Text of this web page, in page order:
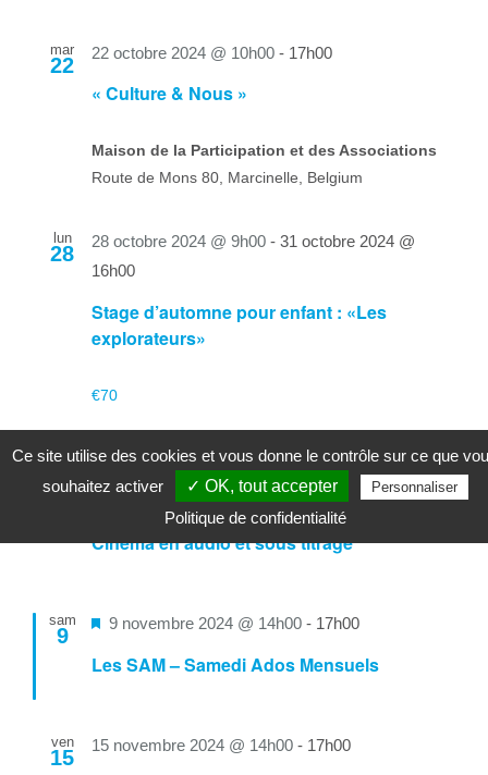
mar
22
« Culture & Nous »
22 octobre 2024 @ 10h00 - 17h00
Maison de la Participation et des Associations
Route de Mons 80, Marcinelle, Belgium
lun
28
Stage d’automne pour enfant : «Les
explorateurs»
28 octobre 2024 @ 9h00 - 31 octobre 2024 @
16h00
€70
novembre 2024
Cinéma en audio et sous titrage
8 novembre 2024 @ 14h00-17h00
sam
9
Les SAM – Samedi Ados Mensuels
Mis
9 novembre 2024 @ 14h00 - 17h00
ven
15
15 novembre 2024 @ 14h00 - 17h00
Ce site utilise des cookies et vous donne le contrôle sur ce que
souhaitez activer
✓ OK, tout accepter Personnaliser
Politique de confidentialité